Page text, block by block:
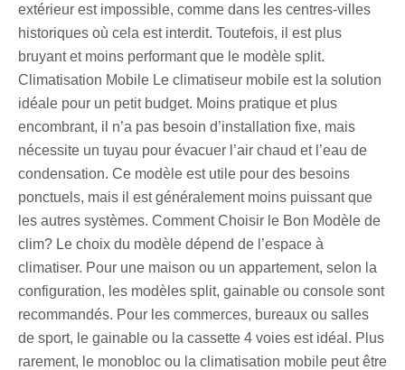
extérieur est impossible, comme dans les centres-villes
historiques où cela est interdit. Toutefois, il est plus
bruyant et moins performant que le modèle split.
Climatisation Mobile Le climatiseur mobile est la solution
idéale pour un petit budget. Moins pratique et plus
encombrant, il n’a pas besoin d’installation fixe, mais
nécessite un tuyau pour évacuer l’air chaud et l’eau de
condensation. Ce modèle est utile pour des besoins
ponctuels, mais il est généralement moins puissant que
les autres systèmes. Comment Choisir le Bon Modèle de
clim? Le choix du modèle dépend de l’espace à
climatiser. Pour une maison ou un appartement, selon la
configuration, les modèles split, gainable ou console sont
recommandés. Pour les commerces, bureaux ou salles
de sport, le gainable ou la cassette 4 voies est idéal. Plus
rarement, le monobloc ou la climatisation mobile peut être